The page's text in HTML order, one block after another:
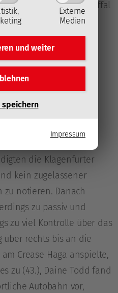
Externe
Medien
undweiter
speichern
Impressum
Stefan Gaffal
Entry aus dem
Dahm parierte, im
Scheibe aus der
im Weg über die
mitgenommenen
die Klagenfurter
kein zugelassener
zu notieren. Danach
zu passiv und
zu viel Kontrolle über das
über rechts bis an die
Crease Haga anspielte,
zu (43.), Daine Todd fand
Autobahn vor,